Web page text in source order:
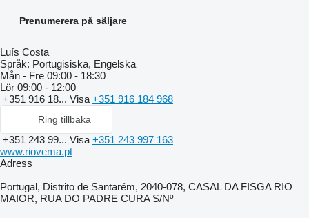
Prenumerera på säljare
Luís Costa
Språk: Portugisiska, Engelska
Mån - Fre 09:00 - 18:30
Lör 09:00 - 12:00
+351 916 18... Visa +351 916 184 968
Ring tillbaka
+351 243 99... Visa +351 243 997 163
www.riovema.pt
Adress
Portugal, Distrito de Santarém, 2040-078, CASAL DA FISGA RIO
MAIOR, RUA DO PADRE CURA S/Nº